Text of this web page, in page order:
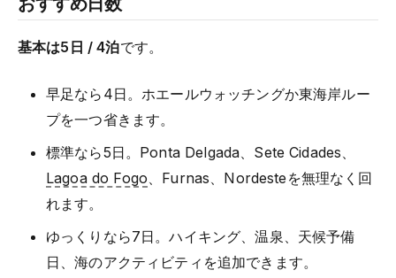
基本は5日 / 4泊です。
早足なら4日。ホエールウォッチングか東海岸ルー
プを一つ省きます。
標準なら5日。Ponta Delgada、Sete Cidades、
Lagoa do Fogo 、Furnas、Nordesteを無理なく回
れます。
ゆっくりなら7日。ハイキング、温泉、天候予備
日、海のアクティビティを追加できます。